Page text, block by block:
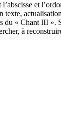
et
texte,
du « Chant III ».
à